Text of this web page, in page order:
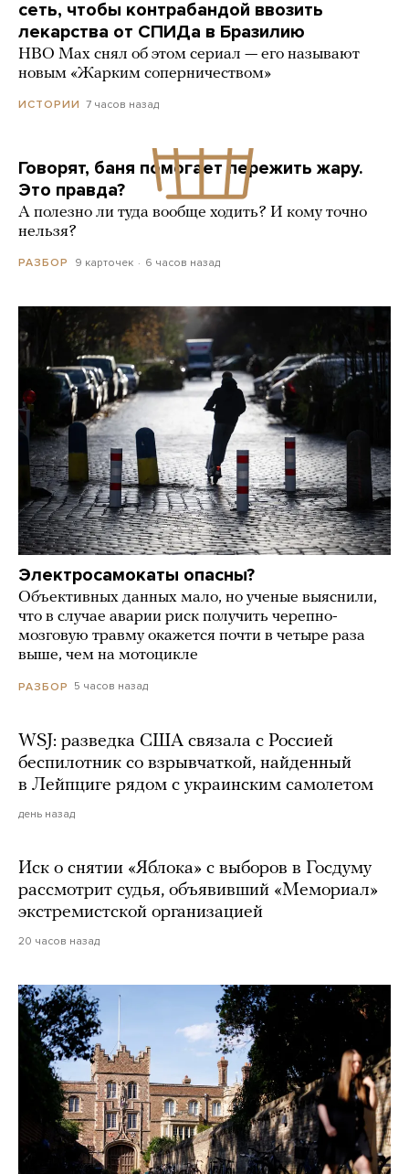
сеть, чтобы контрабандой ввозить
лекарства от СПИДа в Бразилию
HBO Max снял об этом сериал — его называют
новым «Жарким соперничеством»
ИСТОРИИ 7 часов назад
Говорят, баня помогает пережить жару.
Это правда?
А полезно ли туда вообще ходить? И кому точно
нельзя?
РАЗБОР 9 карточек 6 часов назад
Электросамокаты опасны?
Объективных данных мало, но ученые выяснили,
что в случае аварии риск получить черепно-
мозговую травму окажется почти в четыре раза
выше, чем на мотоцикле
РАЗБОР 5 часов назад
WSJ: разведка США связала с Россией
беспилотник со взрывчаткой, найденный
в Лейпциге рядом с украинским самолетом
день назад
Иск о снятии «Яблока» с выборов в Госдуму
рассмотрит судья, объявивший «Мемориал»
экстремистской организацией
20 часов назад